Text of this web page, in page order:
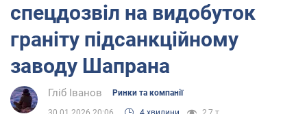
спецдозвіл на видобуток
граніту підсанкційному
заводу Шапрана
Гліб Іванов Ринки та компанії